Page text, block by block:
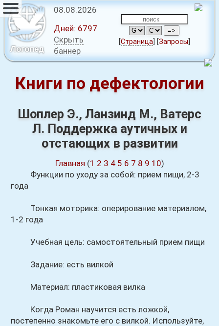
Логопед
08.08.2026
Дней: 6797
Скрыть
баннер
[Страница [Запросы
Книги по дефектологии
Шоплер Э., Ланзинд М., Ватерc
Л. Поддержка аутичных и
отстающих в развитии
Главная (1 2 3 4 5 6 7 8 9 10)
Функции по уходу за собой: прием пищи, 2-3
года
Тонкая моторика: оперирование материалом,
1-2 года
Учебная цель: самостоятельный прием пищи
Задание: есть вилкой
Материал: пластиковая вилка
Когда Роман научится есть ложкой,
постепенно знакомьте его с вилкой. Используйте,